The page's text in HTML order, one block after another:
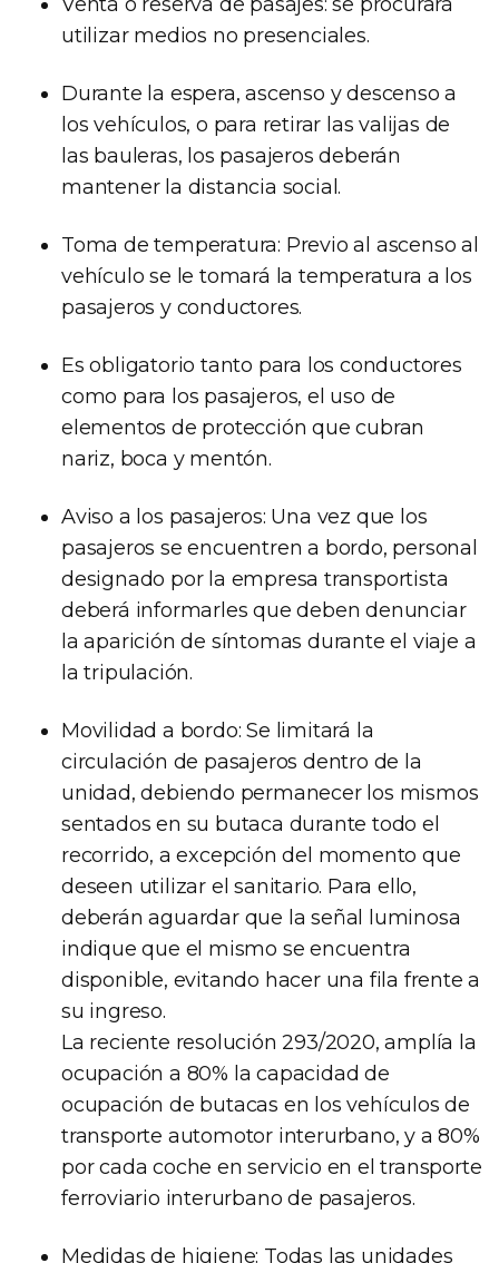
utilizar medios no presenciales.
Durante la espera, ascenso y descenso a
los vehículos, o para retirar las valijas de
las bauleras, los pasajeros deberán
mantener la distancia social.
Toma de temperatura: Previo al ascenso al
vehículo se le tomará la temperatura a los
pasajeros y conductores.
Es obligatorio tanto para los conductores
como para los pasajeros, el uso de
elementos de protección que cubran
nariz, boca y mentón.
Aviso a los pasajeros: Una vez que los
pasajeros se encuentren a bordo, personal
designado por la empresa transportista
deberá informarles que deben denunciar
la aparición de síntomas durante el viaje a
la tripulación.
Movilidad a bordo: Se limitará la
circulación de pasajeros dentro de la
unidad, debiendo permanecer los mismos
sentados en su butaca durante todo el
recorrido, a excepción del momento que
deseen utilizar el sanitario. Para ello,
deberán aguardar que la señal luminosa
indique que el mismo se encuentra
disponible, evitando hacer una fila frente a
su ingreso.
La reciente resolución 293/2020, amplía la
ocupación a 80% la capacidad de
ocupación de butacas en los vehículos de
transporte automotor interurbano, y a 80%
por cada coche en servicio en el transporte
ferroviario interurbano de pasajeros.
Medidas de higiene: Todas las unidades